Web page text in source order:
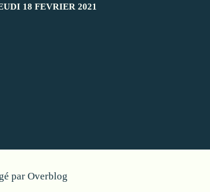
18 FEVRIER 2021
par Overblog